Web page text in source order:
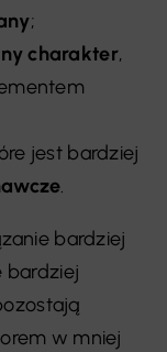
;
charakter,
jest bardziej
.
bardziej
bardziej
w mniej